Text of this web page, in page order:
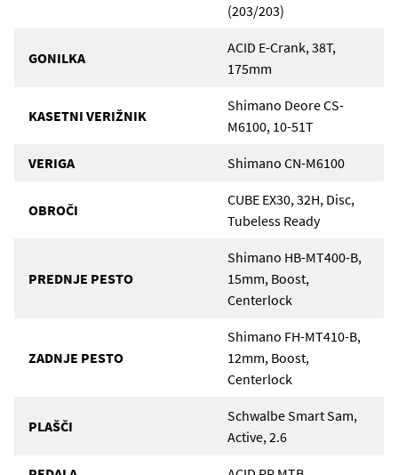
(203/203)
GONILKA
ACID E-Crank, 38T,
175mm
KASETNI VERIŽNIK
Shimano Deore CS-
M6100, 10-51T
VERIGA Shimano CN-M6100
OBROČI
CUBE EX30, 32H, Disc,
Tubeless Ready
PREDNJE PESTO
Shimano HB-MT400-B,
15mm, Boost,
Centerlock
ZADNJE PESTO
Shimano FH-MT410-B,
12mm, Boost,
Centerlock
PLAŠČI
Schwalbe Smart Sam,
Active, 2.6